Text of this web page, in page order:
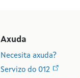
Axuda
Necesita axuda?
Servizo do 012